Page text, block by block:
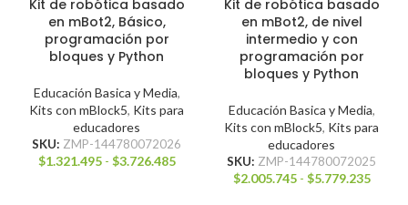
Kit de robótica basado
en mBot2, Básico,
programación por
bloques y Python
Educación Basica y Media,
Kits con mBlock5, Kits para
educadores
SKU: ZMP-144780072026
$1.321.495 - $3.726.485
Kit de robótica basado
en mBot2, de nivel
intermedio y con
programación por
bloques y Python
Educación Basica y Media,
Kits con mBlock5, Kits para
educadores
SKU: ZMP-144780072025
$2.005.745 - $5.779.235